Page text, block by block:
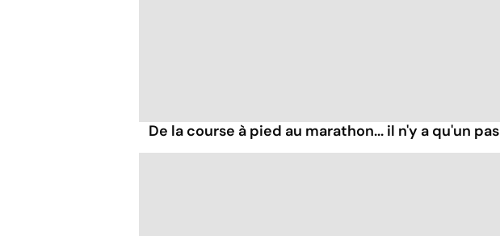
De la course à pied au marathon... il n'y a qu'un pas